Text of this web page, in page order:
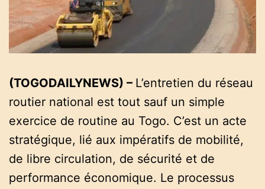
r
i
(TOGODAILYNEWS) – L’entretien du réseau
routier national est tout sauf un simple
exercice de routine au Togo. C’est un acte
stratégique, lié aux impératifs de mobilité,
de libre circulation, de sécurité et de
performance économique. Le processus